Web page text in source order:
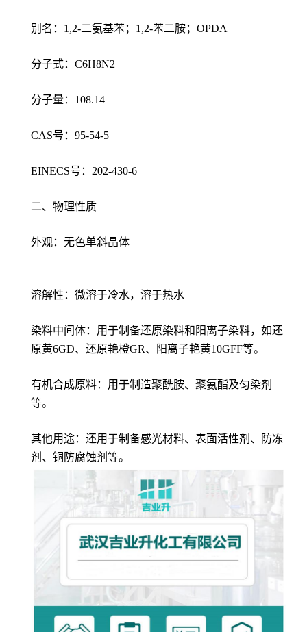
别名：1,2-二氨基苯；1,2-苯二胺；OPDA
分子式：C6H8N2
分子量：108.14
CAS号：95-54-5
EINECS号：202-430-6
二、物理性质
外观：无色单斜晶体
溶解性：微溶于冷水，溶于热水
染料中间体：用于制备还原染料和阳离子染料，如还
原黄6GD、还原艳橙GR、阳离子艳黄10GFF等。
有机合成原料：用于制造聚酰胺、聚氨酯及匀染剂
等。
其他用途：还用于制备感光材料、表面活性剂、防冻
剂、铜防腐蚀剂等。